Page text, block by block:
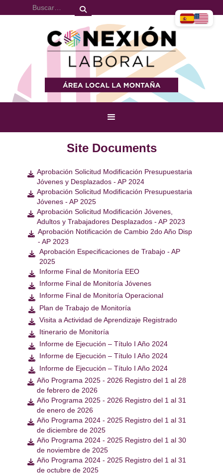
Site Documents
 Aprobación Solicitud Modificación Presupuestaria
Jóvenes y Desplazados - AP 2024
 Aprobación Solicitud Modificación Presupuestaria
Jóvenes - AP 2025
 Aprobación Solicitud Modificación Jóvenes,
Adultos y Trabajadores Desplazados - AP 2023
 Aprobación Notificación de Cambio 2do Año Disp
- AP 2023
 Aprobación Especificaciones de Trabajo - AP
2025
 Informe Final de Monitoría EEO
 Informe Final de Monitoría Jóvenes
 Informe Final de Monitoría Operacional
 Plan de Trabajo de Monitoría
 Visita a Actividad de Aprendizaje Registrado
 Itinerario de Monitoría
 Informe de Ejecución – Título I Año 2024
 Informe de Ejecución – Título I Año 2024
 Informe de Ejecución – Título I Año 2024
 Año Programa 2025 - 2026 Registro del 1 al 28
de febrero de 2026
 Año Programa 2025 - 2026 Registro del 1 al 31
de enero de 2026
 Año Programa 2024 - 2025 Registro del 1 al 31
de diciembre de 2025
 Año Programa 2024 - 2025 Registro del 1 al 30
de noviembre de 2025
 Año Programa 2024 - 2025 Registro del 1 al 31
de octubre de 2025